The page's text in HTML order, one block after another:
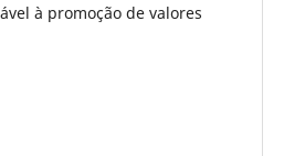
à promoção de valores